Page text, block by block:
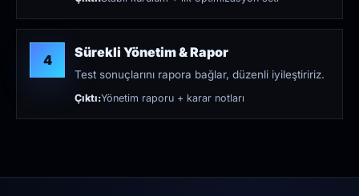
4 Sürekli Yönetim & Rapor
Test sonuçlarını rapora bağlar, düzenli iyileştiririz.
Çıktı:Yönetim raporu + karar notları